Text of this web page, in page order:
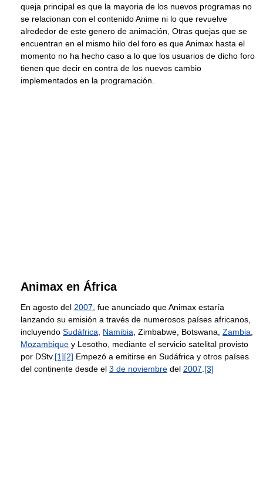
queja principal es que la mayoria de los nuevos programas no
se relacionan con el contenido Anime ni lo que revuelve
alrededor de este genero de animación, Otras quejas que se
encuentran en el mismo hilo del foro es que Animax hasta el
momento no ha hecho caso a lo que los usuarios de dicho foro
tienen que decir en contra de los nuevos cambio
implementados en la programación.
Animax en África
En agosto del 2007, fue anunciado que Animax estaría
lanzando su emisión a través de numerosos países africanos,
incluyendo Sudáfrica, Namibia, Zimbabwe, Botswana, Zambia,
Mozambique y Lesotho, mediante el servicio satelital provisto
por DStv.[1][2] Empezó a emitirse en Sudáfrica y otros países
del continente desde el 3 de noviembre del 2007.[3]